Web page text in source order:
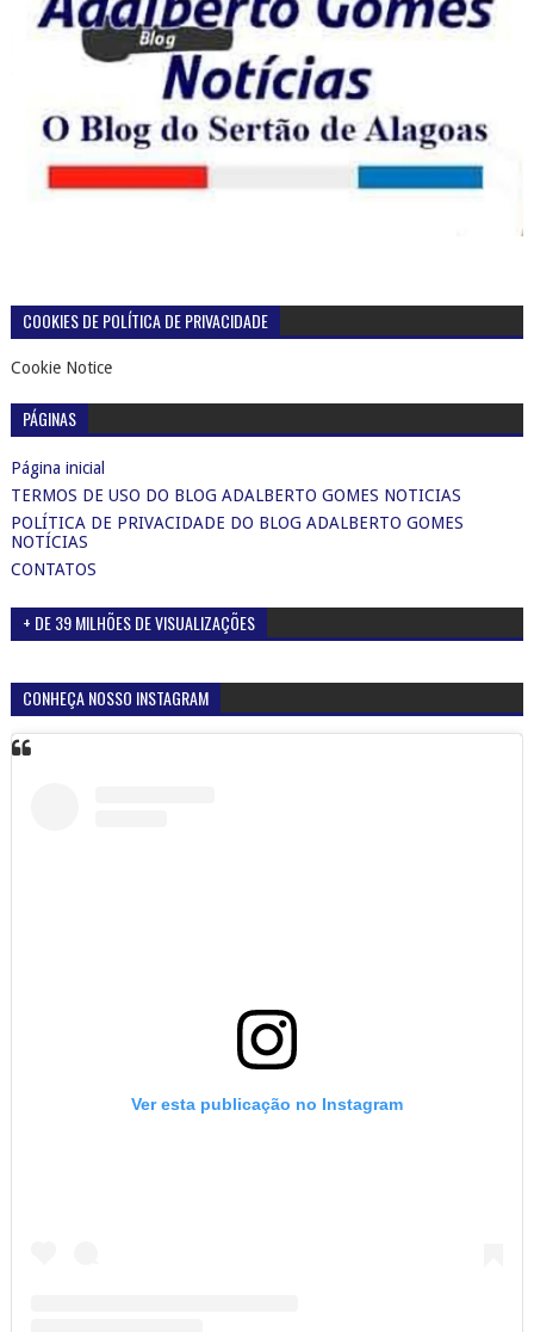
COOKIES DE POLÍTICA DE PRIVACIDADE
Cookie Notice
PÁGINAS
Página inicial
TERMOS DE USO DO BLOG ADALBERTO GOMES NOTICIAS
POLÍTICA DE PRIVACIDADE DO BLOG ADALBERTO GOMES
NOTÍCIAS
CONTATOS
+ DE 39 MILHÕES DE VISUALIZAÇÕES
CONHEÇA NOSSO INSTAGRAM
Ver esta publicação no Instagram